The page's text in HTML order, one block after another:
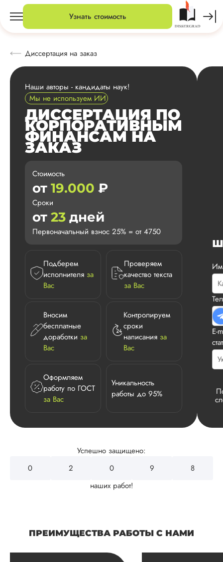
Узнать стоимость
Диссертация на заказ
Наши авторы - кандидаты наук!
Мы не используем ИИ
ДИССЕРТАЦИЯ ПО
КОРПОРАТИВНЫМ
ФИНАНСАМ НА
ЗАКАЗ
Стоимость
от 19.000 ₽
Сроки
от 23 дней
Первоначальный взнос 25% = от 4750
Подберем
исполнителя за
Вас
Проверяем
качество текста
за Вас
Вносим
бесплатные
доработки за
Вас
Контролируем
сроки
написания за
Вас
Оформляем
работу по ГОСТ
за Вас
Уникальность
работы до 95%
E-
Успешно защищено:
2
3
4
2
0
наших работ!
ПРЕИМУЩЕСТВА РАБОТЫ С НАМИ